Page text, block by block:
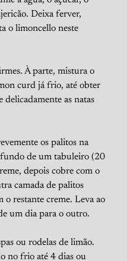
Deixa ferver,
o limoncello neste
À parte, mistura o
curd já frio, até obter
as natas
os palitos na
fundo de um tabuleiro (20
depois cobre com o
camada de palitos
o restante creme. Leva ao
um dia para o outro.
ou rodelas de limão.
no frio até 4 dias ou